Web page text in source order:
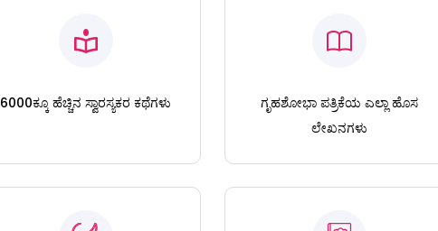
6000ಕ್ಕೂ ಹೆಚ್ಚಿನ ಸ್ವಾರಸ್ಯಕರ ಕಥೆಗಳು
ಗೃಹಶೋಭಾ ಪತ್ರಿಕೆಯ ಎಲ್ಲಾ ಹೊಸ
ಲೇಖನಗಳು